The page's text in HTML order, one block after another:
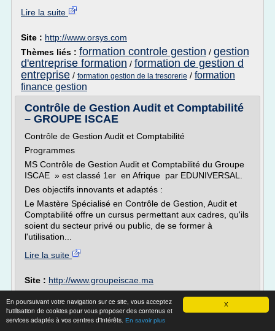
X
En poursuivant votre navigation sur ce site, vous acceptez
l'utilisation de cookies pour vous proposer des contenus et
services adaptés à vos centres d'intérêts. En savoir plus
Lire la suite
Site : http://www.orsys.com
Thèmes liés : formation controle gestion / gestion
d'entreprise formation / formation de gestion d
entreprise / formation gestion de la tresorerie / formation
finance gestion
Contrôle de Gestion Audit et Comptabilité
– GROUPE ISCAE
Contrôle de Gestion Audit et Comptabilité
Programmes
MS Contrôle de Gestion Audit et Comptabilité du Groupe
ISCAE » est classé 1er en Afrique par EDUNIVERSAL.
Des objectifs innovants et adaptés :
Le Mastère Spécialisé en Contrôle de Gestion, Audit et
Comptabilité offre un cursus permettant aux cadres, qu'ils
soient du secteur privé ou public, de se former à
l'utilisation...
Lire la suite
Site : http://www.groupeiscae.ma
gestion/formation audit controle de gestion
comptabilite
analytique et controle de gestion
/controle de